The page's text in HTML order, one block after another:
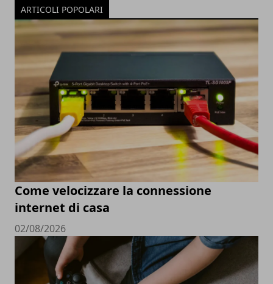
ARTICOLI POPOLARI
Come velocizzare la connessione
internet di casa
02/08/2026